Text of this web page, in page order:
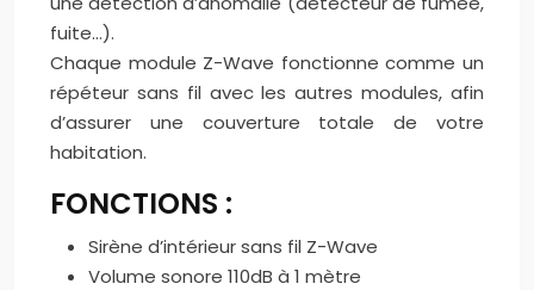
fuite…).
Chaque module Z-Wave fonctionne comme un
répéteur sans fil avec les autres modules, afin
d’assurer une couverture totale de votre
habitation.
FONCTIONS :
Sirène d’intérieur sans fil Z-Wave
Volume sonore 110dB à 1 mètre